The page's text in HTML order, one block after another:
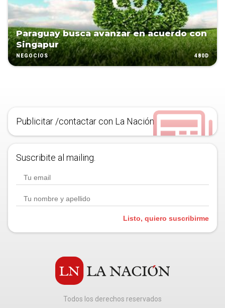
Paraguay busca avanzar en acuerdo con
Singapur
NEGOCIOS 480D
Publicitar /contactar con La Nación
Suscribite al mailing.
Listo, quiero suscribirme
Todos los derechos reservados